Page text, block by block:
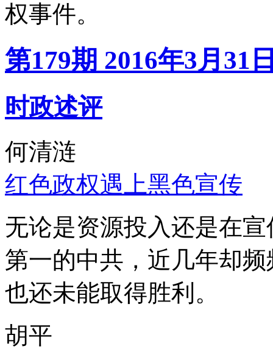
权事件。
第179期 2016年3月31
时政述评
何清涟
红色政权遇上黑色宣传
无论是资源投入还是在
第一的中共，近几年却
也还未能取得胜利。
胡平